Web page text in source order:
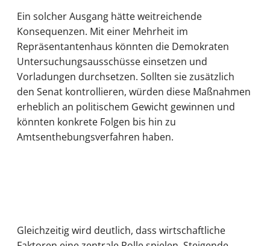
Ein solcher Ausgang hätte weitreichende
Konsequenzen. Mit einer Mehrheit im
Repräsentantenhaus könnten die Demokraten
Untersuchungsausschüsse einsetzen und
Vorladungen durchsetzen. Sollten sie zusätzlich
den Senat kontrollieren, würden diese Maßnahmen
erheblich an politischem Gewicht gewinnen und
könnten konkrete Folgen bis hin zu
Amtsenthebungsverfahren haben.
Gleichzeitig wird deutlich, dass wirtschaftliche